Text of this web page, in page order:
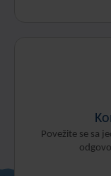
Povežite se sa